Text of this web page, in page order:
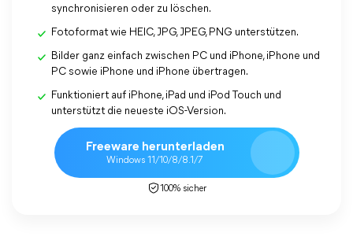
synchronisieren oder zu löschen.
Fotoformat wie HEIC, JPG, JPEG, PNG unterstützen.
Bilder ganz einfach zwischen PC und iPhone, iPhone und
PC sowie iPhone und iPhone übertragen.
Funktioniert auf iPhone, iPad und iPod Touch und
unterstützt die neueste iOS-Version.
Freeware herunterladen
Windows 11/10/8/8.1/7
100% sicher